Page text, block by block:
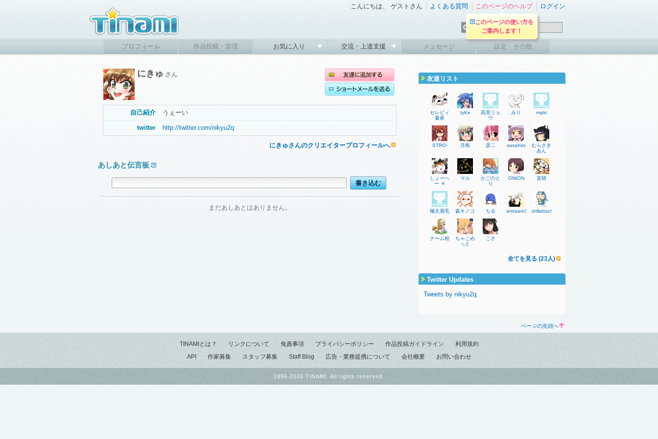
こんにちは、 ゲストさん よくある質問 このページのヘルプ ログイン
プロフィール 作品投稿・管理 お気に入り 交流・上達支援 メッセージ 設定・その他
にきゅ さん
自己紹介 うぇーい
twitter http://twitter.com/nikyu2q
にきゅさんのクリエイタープロフィールへ
あしあと伝言板
まだあしあとはありません。
友達リスト
セレビィ
量産
tyKe
高見リョ
ウ
みり mytic
STRO- 月島 彦二 sasahiro
むらさき
あん
しょーへ
ー ￥
マル
かごのと
り
ONION 直晴
極太眉毛 森キノコ ちる amraam120cdrillattacker
ナ〜ム粉
ちゃこめ
っと
こさ
全てを見る (23人)
Twitter Updates
Tweets by nikyu2q
ページの先頭へ
TINAMIとは？ リンクについて 免責事項 プライバシーポリシー 作品投稿ガイドライン
利用規約
API
作家募集 スタッフ募集 Staff Blog 広告・業務提携について 会社概要 お問い合わせ
1996-2026 TINAMI. All rights reserved.
このページの使い方を
ご案内します！